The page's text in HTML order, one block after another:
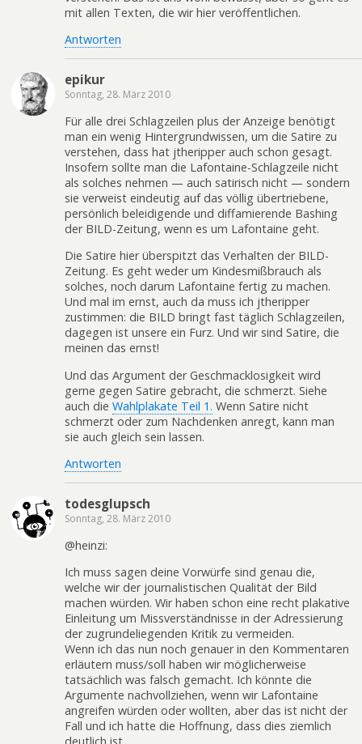
mit allen Texten, die wir hier veröffentlichen.
Antworten
epikur
Sonntag, 28. März 2010
Für alle drei Schlagzeilen plus der Anzeige benötigt
man ein wenig Hintergrundwissen, um die Satire zu
verstehen, dass hat jtheripper auch schon gesagt.
Insofern sollte man die Lafontaine-Schlagzeile nicht
als solches nehmen — auch satirisch nicht — sondern
sie verweist eindeutig auf das völlig übertriebene,
persönlich beleidigende und diffamierende Bashing
der BILD-Zeitung, wenn es um Lafontaine geht.
Die Satire hier überspitzt das Verhalten der BILD-
Zeitung. Es geht weder um Kindesmißbrauch als
solches, noch darum Lafontaine fertig zu machen.
Und mal im ernst, auch da muss ich jtheripper
zustimmen: die BILD bringt fast täglich Schlagzeilen,
dagegen ist unsere ein Furz. Und wir sind Satire, die
meinen das ernst!
Und das Argument der Geschmacklosigkeit wird
gerne gegen Satire gebracht, die schmerzt. Siehe
auch die Wahlplakate Teil 1. Wenn Satire nicht
schmerzt oder zum Nachdenken anregt, kann man
sie auch gleich sein lassen.
Antworten
todesglupsch
Sonntag, 28. März 2010
@heinzi:
Ich muss sagen deine Vorwürfe sind genau die,
welche wir der journalistischen Qualität der Bild
machen würden. Wir haben schon eine recht plakative
Einleitung um Missverständnisse in der Adressierung
der zugrundeliegenden Kritik zu vermeiden.
Wenn ich das nun noch genauer in den Kommentaren
erläutern muss/soll haben wir möglicherweise
tatsächlich was falsch gemacht. Ich könnte die
Argumente nachvollziehen, wenn wir Lafontaine
angreifen würden oder wollten, aber das ist nicht der
Fall und ich hatte die Hoffnung, dass dies ziemlich